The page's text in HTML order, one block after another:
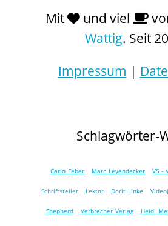
Mit und viel
Wattig. Seit
Impressum |
Schlagwörter-
Carlo Feber Marc Leyendecker VS -
Schriftsteller Lektor Dorit Linke
Shepherd Verbrecher Verlag Heidi